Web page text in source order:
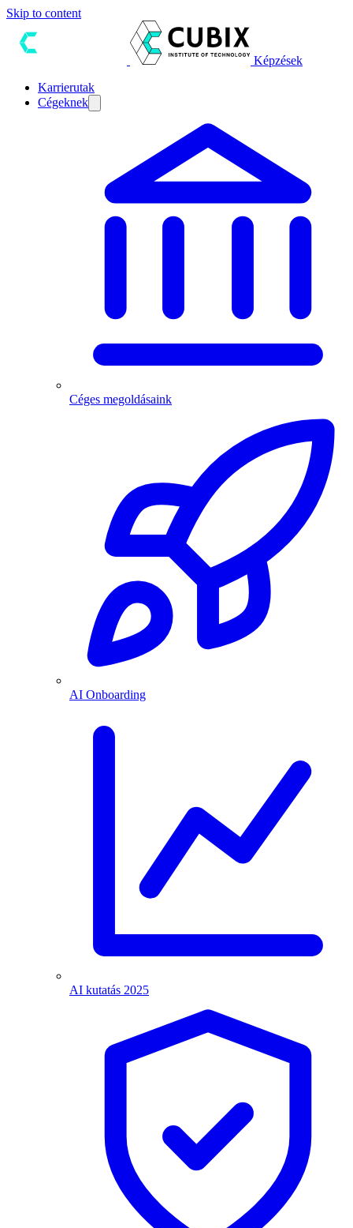
Skip to content
Képzések
Karrierutak
Cégeknek
Céges megoldásaink
AI Onboarding
AI kutatás 2025